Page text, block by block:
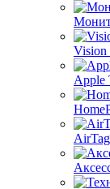
Vision
Apple
AirTag